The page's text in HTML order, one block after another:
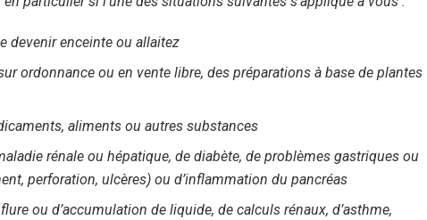
devenir enceinte ou allaitez
ordonnance ou en vente libre, des préparations à base de plantes
aliments ou autres substances
rénale ou hépatique, de diabète, de problèmes gastriques ou
perforation, ulcères) ou d’inflammation du pancréas
ou d’accumulation de liquide, de calculs rénaux, d’asthme,